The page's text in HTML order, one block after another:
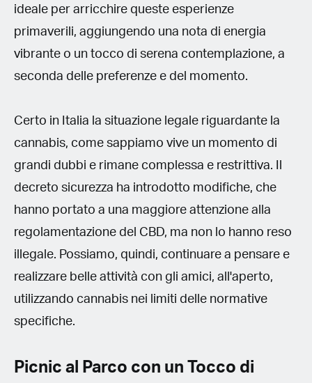
ideale per arricchire queste esperienze
primaverili, aggiungendo una nota di energia
vibrante o un tocco di serena contemplazione, a
seconda delle preferenze e del momento.
Certo in Italia la situazione legale riguardante la
cannabis, come sappiamo vive un momento di
grandi dubbi e rimane complessa e restrittiva. Il
decreto sicurezza ha introdotto modifiche, che
hanno portato a una maggiore attenzione alla
regolamentazione del CBD, ma non lo hanno reso
illegale. Possiamo, quindi, continuare a pensare e
realizzare belle attività con gli amici, all'aperto,
utilizzando cannabis nei limiti delle normative
specifiche.
Picnic al Parco con un Tocco di